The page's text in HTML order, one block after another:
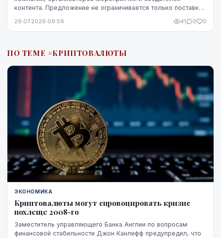
контента. Предложение не ограничивается только поставкой
29.07.2026 09:59 41 0 0
ПО ТЕМЕ #КРИПТОВАЛЮТЫ
ЭКОНОМИКА
Криптовалюты могут спровоцировать кризис
похлеще 2008-го
Заместитель управляющего Банка Англии по вопросам
финансовой стабильности Джон Канлифф предупредил, что